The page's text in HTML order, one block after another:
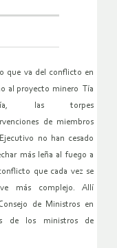
que va del conflicto en
al proyecto minero Tía
las torpes
de miembros
no han cesado
más leña al fuego a
que cada vez se
más complejo. Allí
de Ministros en
de los ministros de